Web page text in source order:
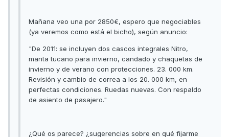
Mañana veo una por 2850€, espero que negociables
(ya veremos como está el bicho), según anuncio:
"De 2011: se incluyen dos cascos integrales Nitro,
manta tucano para invierno, candado y chaquetas de
invierno y de verano con protecciones. 23. 000 km.
Revisión y cambio de correa a los 20. 000 km, en
perfectas condiciones. Ruedas nuevas. Con respaldo
de asiento de pasajero."
¿Qué os parece? ¿sugerencias sobre en qué fijarme